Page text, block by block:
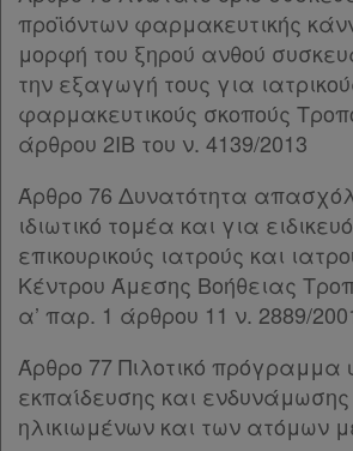
προϊόντων φαρμακευτικής
μορφή του ξηρού ανθού
την εξαγωγή τους για
φαρμακευτικούς σκοπούς
άρθρου 2ΙΒ του ν. 4139/2013
Άρθρο 76 Δυνατότητα
ιδιωτικό τομέα και για
επικουρικούς ιατρούς και
Κέντρου Άμεσης Βοήθειας
α’ παρ. 1 άρθρου 11 ν. 2889/
Άρθρο 77 Πιλοτικό πρόγραμμα
εκπαίδευσης και
ηλικιωμένων και των ατόμων